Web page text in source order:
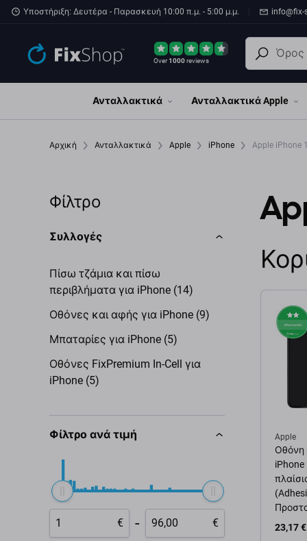
Παράβλεψη στο κύριο περιεχόμενο
Υποστήριξη: Δευτέρα - Παρασκευή 10:00 π.μ. - 5:00 μ.μ. info@fix-
Over1000reviews
Ανταλλακτικά Ανταλλακτικά Apple
Αρχική Ανταλλακτικά Apple iPhone Apple iPhone
Φίλτρο
Συλλογές
Πίσω τζάμια και πίσω
περιβλήματα για iPhone (14)
Οθόνες και αφής για iPhone (9)
Μπαταρίες για iPhone (5)
Οθόνες FixPremium In-Cell για
iPhone (5)
Φίλτρο ανά τιμή
€ - €
Apple
Οθόνη
23,17 €